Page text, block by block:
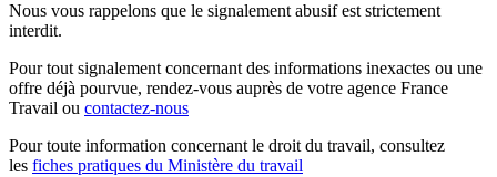
Nous vous rappelons que le signalement abusif est strictement
interdit.
Pour tout signalement concernant des informations inexactes ou une
offre déjà pourvue, rendez-vous auprès de votre agence France
Travail ou contactez-nous
Pour toute information concernant le droit du travail, consultez
les fiches pratiques du Ministère du travail